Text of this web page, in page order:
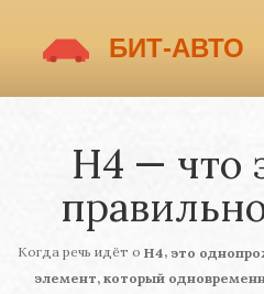
H4 — что
Когда речь идёт о H4, это
элемент, который